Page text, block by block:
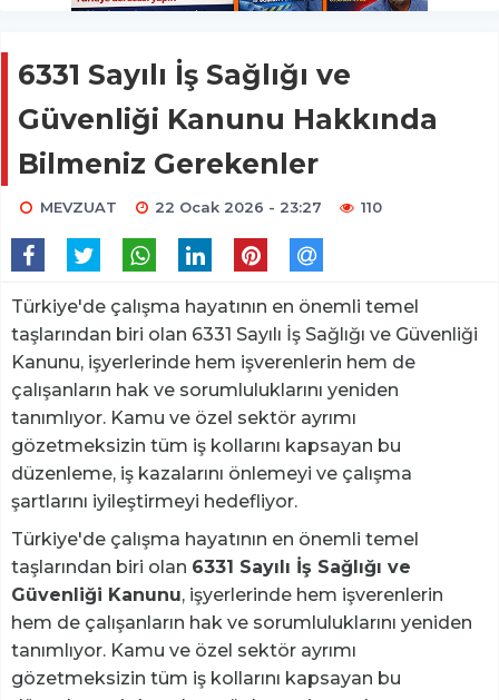
6331 Sayılı İş Sağlığı ve
Güvenliği Kanunu Hakkında
Bilmeniz Gerekenler
MEVZUAT 22 Ocak 2026 - 23:27 110
Türkiye'de çalışma hayatının en önemli temel
taşlarından biri olan 6331 Sayılı İş Sağlığı ve Güvenliği
Kanunu, işyerlerinde hem işverenlerin hem de
çalışanların hak ve sorumluluklarını yeniden
tanımlıyor. Kamu ve özel sektör ayrımı
gözetmeksizin tüm iş kollarını kapsayan bu
düzenleme, iş kazalarını önlemeyi ve çalışma
şartlarını iyileştirmeyi hedefliyor.
Türkiye'de çalışma hayatının en önemli temel
taşlarından biri olan 6331 Sayılı İş Sağlığı ve
Güvenliği Kanunu, işyerlerinde hem işverenlerin
hem de çalışanların hak ve sorumluluklarını yeniden
tanımlıyor. Kamu ve özel sektör ayrımı
gözetmeksizin tüm iş kollarını kapsayan bu